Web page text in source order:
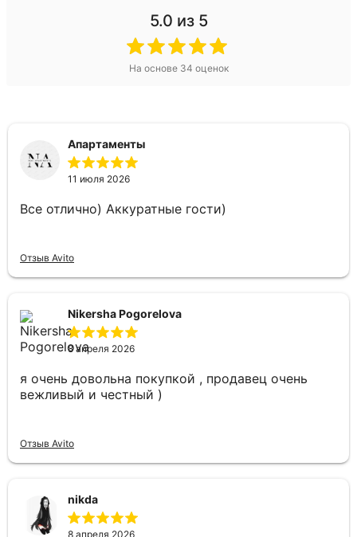
5.0 из 5
На основе 34 оценок
Апартаменты
11 июля 2026
Все отлично) Аккуратные гости)
Отзыв Avito
Nikersha Pogorelova
8 апреля 2026
я очень довольна покупкой , продавец очень
вежливый и честный )
Отзыв Avito
nikda
8 апреля 2026